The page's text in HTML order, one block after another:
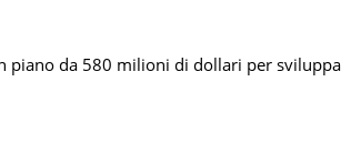
piano da 580 milioni di dollari per